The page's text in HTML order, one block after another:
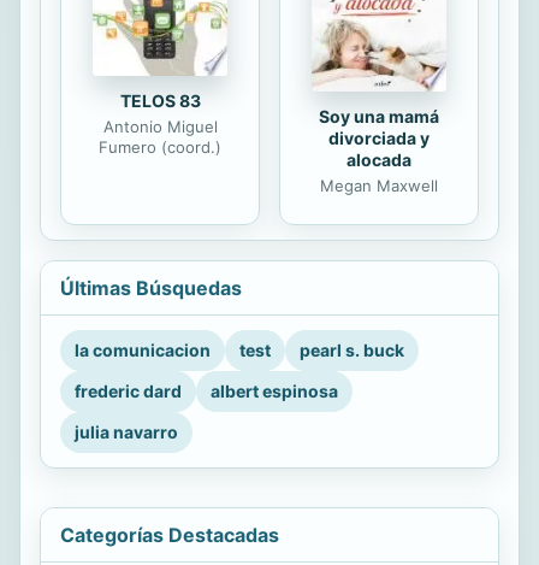
TELOS 83
Antonio Miguel
Fumero (coord.)
Soy una mamá
divorciada y
alocada
Megan Maxwell
Últimas Búsquedas
la comunicacion test
pearl s. buck
frederic dard
albert espinosa
julia navarro
Categorías Destacadas